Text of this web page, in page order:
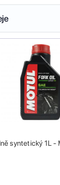
syntetický 1L -